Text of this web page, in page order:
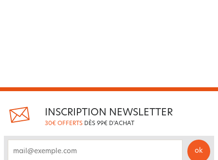
INSCRIPTION NEWSLETTER
30€ OFFERTS DÈS 99€ D'ACHAT
email
ok